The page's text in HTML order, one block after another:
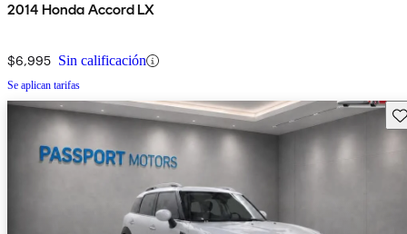
2014 Honda Accord LX
$6,995 Sin calificación
Se aplican tarifas